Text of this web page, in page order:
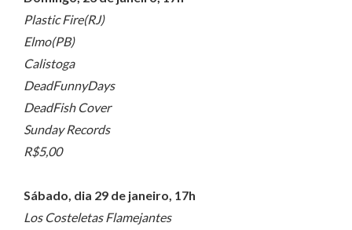
Plastic Fire(RJ)
Elmo(PB)
Calistoga
DeadFunnyDays
DeadFish Cover
Sunday Records
R$5,00
Sábado, dia 29 de janeiro, 17h
Los Costeletas Flamejantes